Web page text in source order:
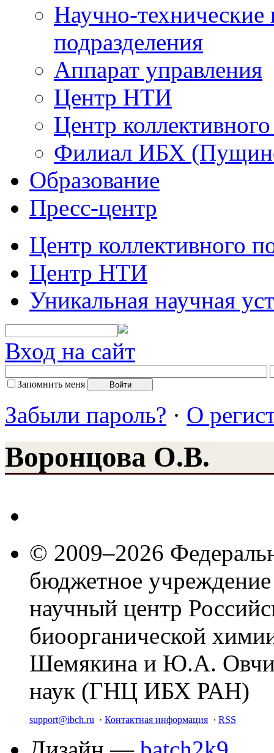
Научно-технические
подразделения
Аппарат управления
Центр НТИ
Центр
Филиал ИБХ
Образование
Пресс-центр
Центр коллективного
Центр НТИ
Уникальная научная
Вход на сайт
Запомнить меня
Забыли пароль? · О
Воронцова О.В.
© 2009–2026
бюджетное
научный центр
биоорганической
Шемякина и Ю.А.
наук (ГНЦ ИБХ РАН)
support@ibch.ru · Контактная информация · RSS